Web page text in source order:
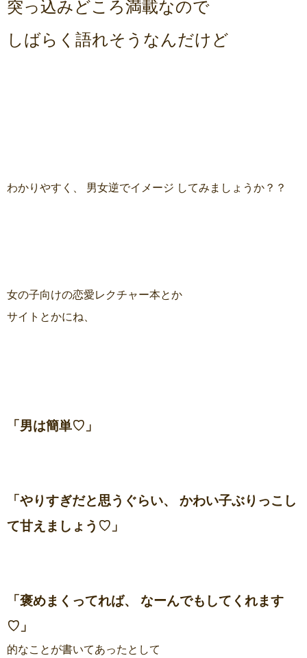
突っ込みどころ満載なので
しばらく語れそうなんだけど
わかりやすく、 男女逆でイメージ してみましょうか？？
女の子向けの恋愛レクチャー本とか
サイトとかにね、
「男は簡単♡」
「やりすぎだと思うぐらい、 かわい子ぶりっこし
て甘えましょう♡」
「褒めまくってれば、 なーんでもしてくれます
♡」
的なことが書いてあったとして